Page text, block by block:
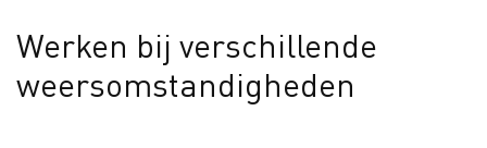
Werken bij verschillende
weersomstandigheden